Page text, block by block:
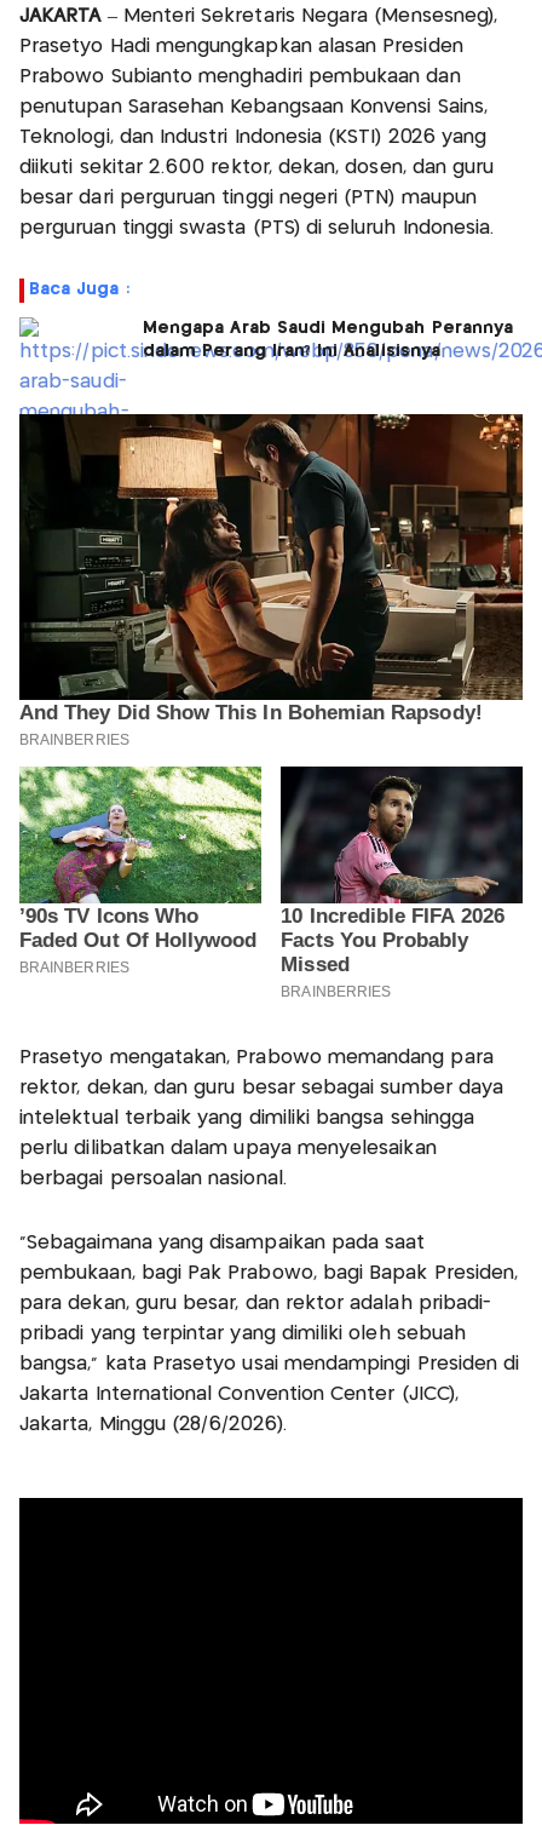
JAKARTA– Menteri Sekretaris Negara (Mensesneg),
Prasetyo Hadi mengungkapkan alasan Presiden
Prabowo Subianto menghadiri pembukaan dan
penutupan Sarasehan Kebangsaan Konvensi Sains,
Teknologi, dan Industri Indonesia (KSTI) 2026 yang
diikuti sekitar 2.600 rektor, dekan, dosen, dan guru
besar dari perguruan tinggi negeri (PTN) maupun
perguruan tinggi swasta (PTS) di seluruh Indonesia.
Baca Juga :
Mengapa Arab Saudi Mengubah Perannya
dalam Perang Iran? Ini Analisisnya
Prasetyo mengatakan, Prabowo memandang para
rektor, dekan, dan guru besar sebagai sumber daya
intelektual terbaik yang dimiliki bangsa sehingga
perlu dilibatkan dalam upaya menyelesaikan
berbagai persoalan nasional.
"Sebagaimana yang disampaikan pada saat
pembukaan, bagi Pak Prabowo, bagi Bapak Presiden,
para dekan, guru besar, dan rektor adalah pribadi-
pribadi yang terpintar yang dimiliki oleh sebuah
bangsa," kata Prasetyo usai mendampingi Presiden di
Jakarta International Convention Center (JICC),
Jakarta, Minggu (28/6/2026).